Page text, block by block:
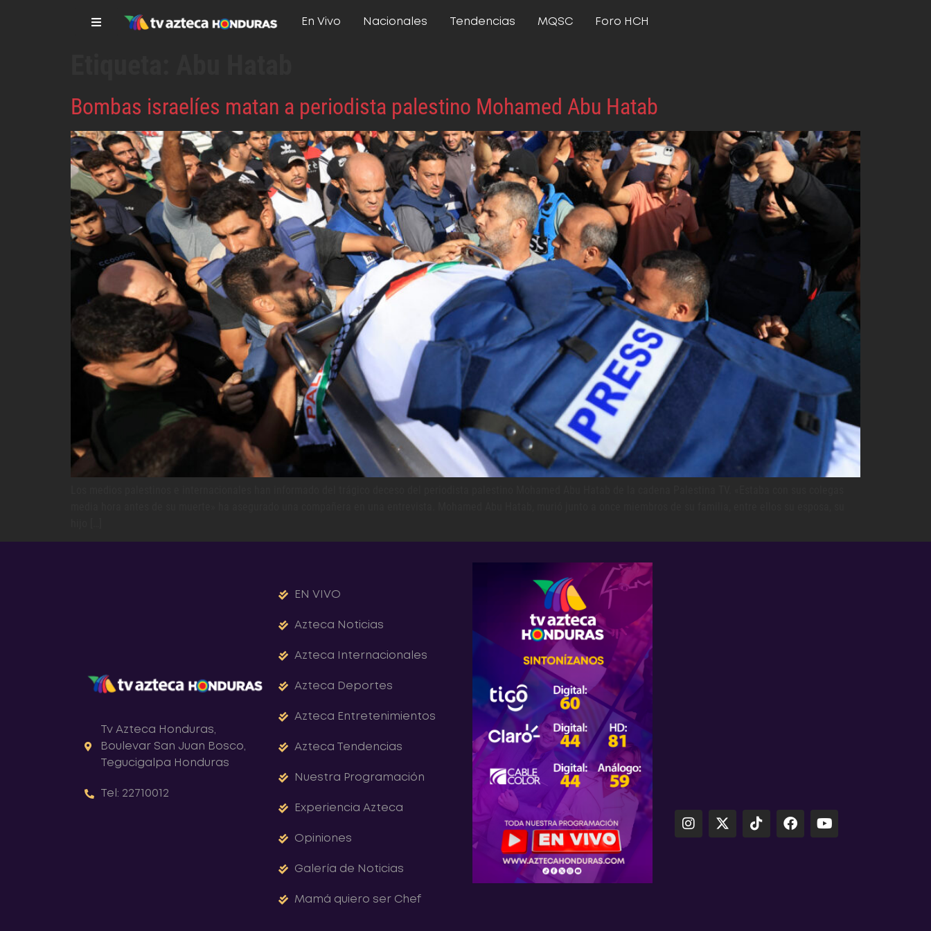
En Vivo Nacionales Tendencias MQSC Foro HCH
Bombas israelíes matan a periodista palestino Mohamed Abu Hatab
Tv Azteca Honduras,
Boulevar San Juan Bosco,
Tegucigalpa Honduras
Tel: 22710012
EN VIVO
Azteca Noticias
Azteca Internacionales
Azteca Deportes
Azteca Entretenimientos
Azteca Tendencias
Nuestra Programación
Experiencia Azteca
Opiniones
Galería de Noticias
Mamá quiero ser Chef